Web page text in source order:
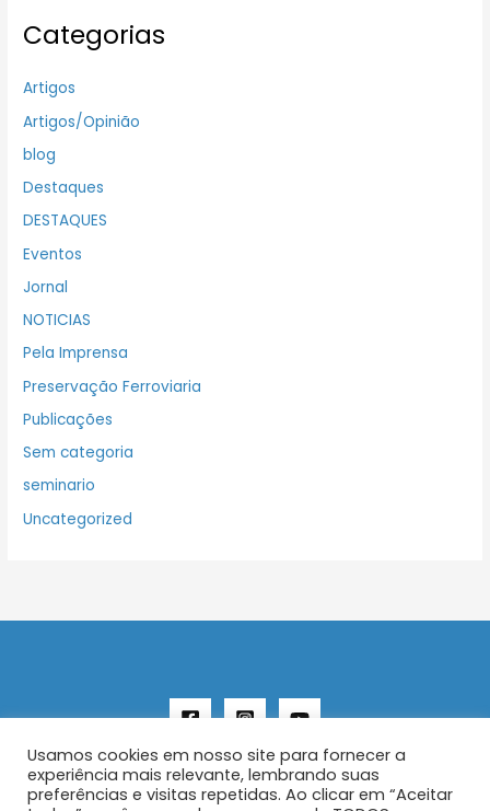
Categorias
Artigos
Artigos/Opinião
blog
Destaques
DESTAQUES
Eventos
Jornal
NOTICIAS
Pela Imprensa
Preservação Ferroviaria
Publicações
Sem categoria
seminario
Uncategorized
Usamos cookies em nosso site para fornecer a
experiência mais relevante, lembrando suas
preferências e visitas repetidas. Ao clicar em “Aceitar